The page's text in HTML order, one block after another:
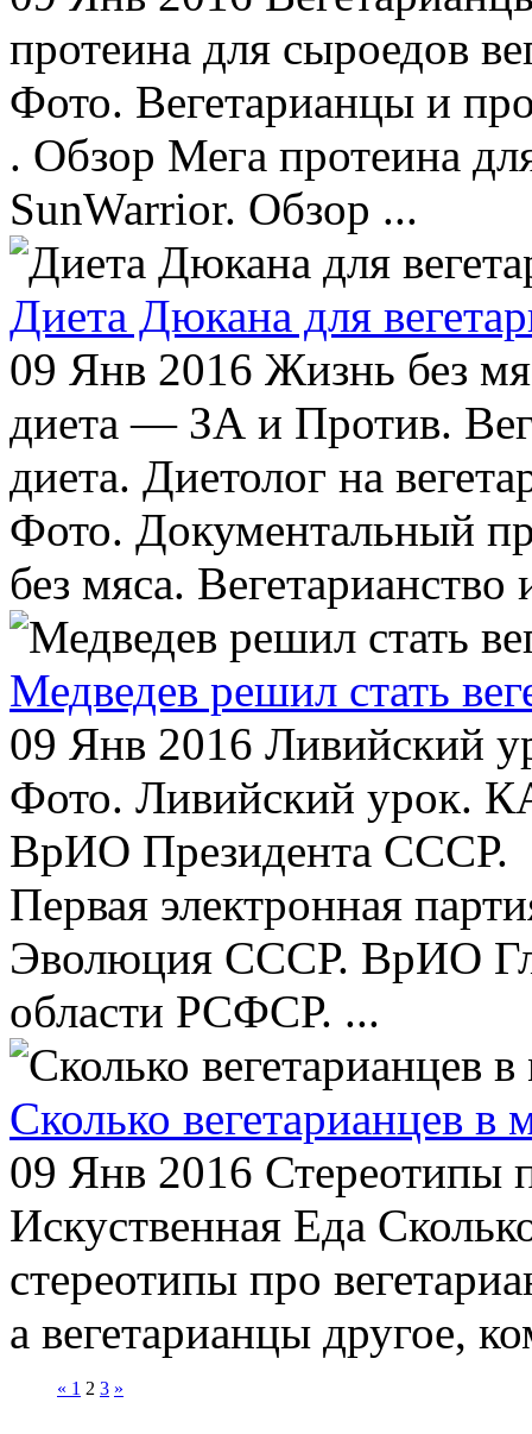
протеина для сыроедов
Фото. Вегетарианцы и
. Обзор Мега протеина
SunWarrior. Обзор ...
Диета Дюкана для
09 Янв 2016 Жизнь без
диета — ЗА и Против.
диета. Диетолог на
Фото. Документальный
без мяса.
Медведев решил стать
09 Янв 2016 Ливийский
Фото. Ливийский урок.
ВрИО Президента СССР.
Первая электронная
Эволюция СССР. ВрИО
области РСФСР. ...
Сколько вегетарианцев в
09 Янв 2016 Стереотипы
Искуственная Еда
стереотипы про
а вегетарианцы другое,
« 1 2 3 »